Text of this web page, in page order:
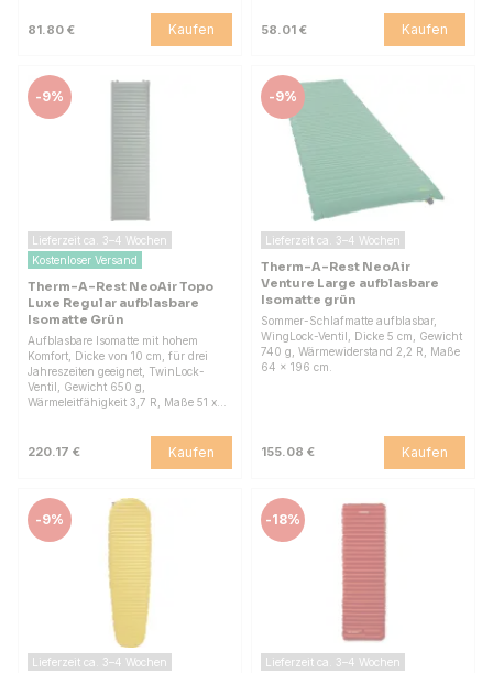
81.80 € Kaufen 58.01 € Kaufen
-9%
Lieferzeit ca. 3–4 Wochen
Kostenloser Versand
Therm-A-Rest NeoAir Topo
Luxe Regular aufblasbare
Isomatte Grün
Aufblasbare Isomatte mit hohem
Komfort, Dicke von 10 cm, für drei
Jahreszeiten geeignet, TwinLock-
Ventil, Gewicht 650 g,
Wärmeleitfähigkeit 3,7 R, Maße 51 x…
220.17 € Kaufen
-9%
Lieferzeit ca. 3–4 Wochen
Therm-A-Rest NeoAir
Venture Large aufblasbare
Isomatte grün
Sommer-Schlafmatte aufblasbar,
WingLock-Ventil, Dicke 5 cm, Gewicht
740 g, Wärmewiderstand 2,2 R, Maße
64 x 196 cm.
155.08 € Kaufen
-9%
Lieferzeit ca. 3–4 Wochen
-18%
Lieferzeit ca. 3–4 Wochen